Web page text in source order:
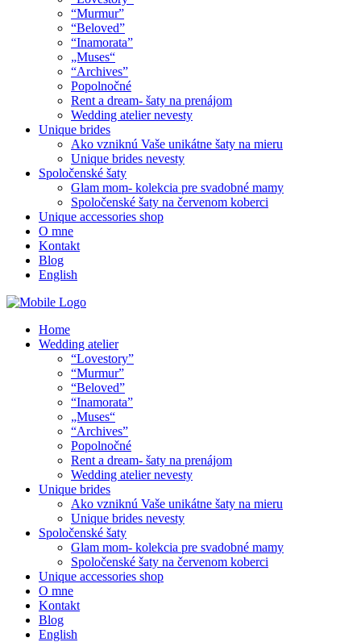
“Murmur”
“Beloved”
“Inamorata”
„Muses“
“Archives”
Popolnočné
Rent a dream- šaty na prenájom
Wedding atelier nevesty
Unique brides
Ako vzniknú Vaše unikátne šaty na mieru
Unique brides nevesty
Spoločenské šaty
Glam mom- kolekcia pre svadobné mamy
Spoločenské šaty na červenom koberci
Unique accessories shop
O mne
Kontakt
Blog
English
Home
Wedding atelier
“Lovestory”
“Murmur”
“Beloved”
“Inamorata”
„Muses“
“Archives”
Popolnočné
Rent a dream- šaty na prenájom
Wedding atelier nevesty
Unique brides
Ako vzniknú Vaše unikátne šaty na mieru
Unique brides nevesty
Spoločenské šaty
Glam mom- kolekcia pre svadobné mamy
Spoločenské šaty na červenom koberci
Unique accessories shop
O mne
Kontakt
Blog
English